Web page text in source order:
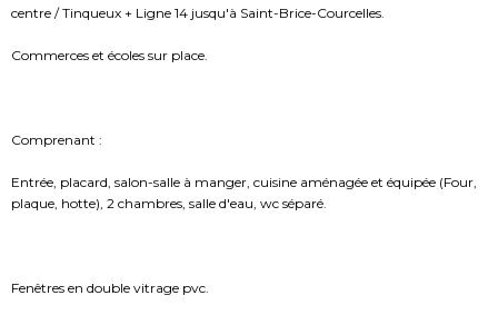
centre / Tinqueux + Ligne 14 jusqu'à Saint-Brice-Courcelles.
Commerces et écoles sur place.
Comprenant :
Entrée, placard, salon-salle à manger, cuisine aménagée et équipée (Four,
plaque, hotte), 2 chambres, salle d'eau, wc séparé.
Fenêtres en double vitrage pvc.